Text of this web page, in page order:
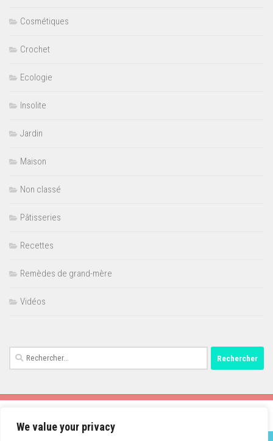
We value your privacy
Cosmétiques
Crochet
Ecologie
Insolite
Jardin
Maison
Non classé
Pâtisseries
Recettes
Remèdes de grand-mère
Vidéos
Rechercher :